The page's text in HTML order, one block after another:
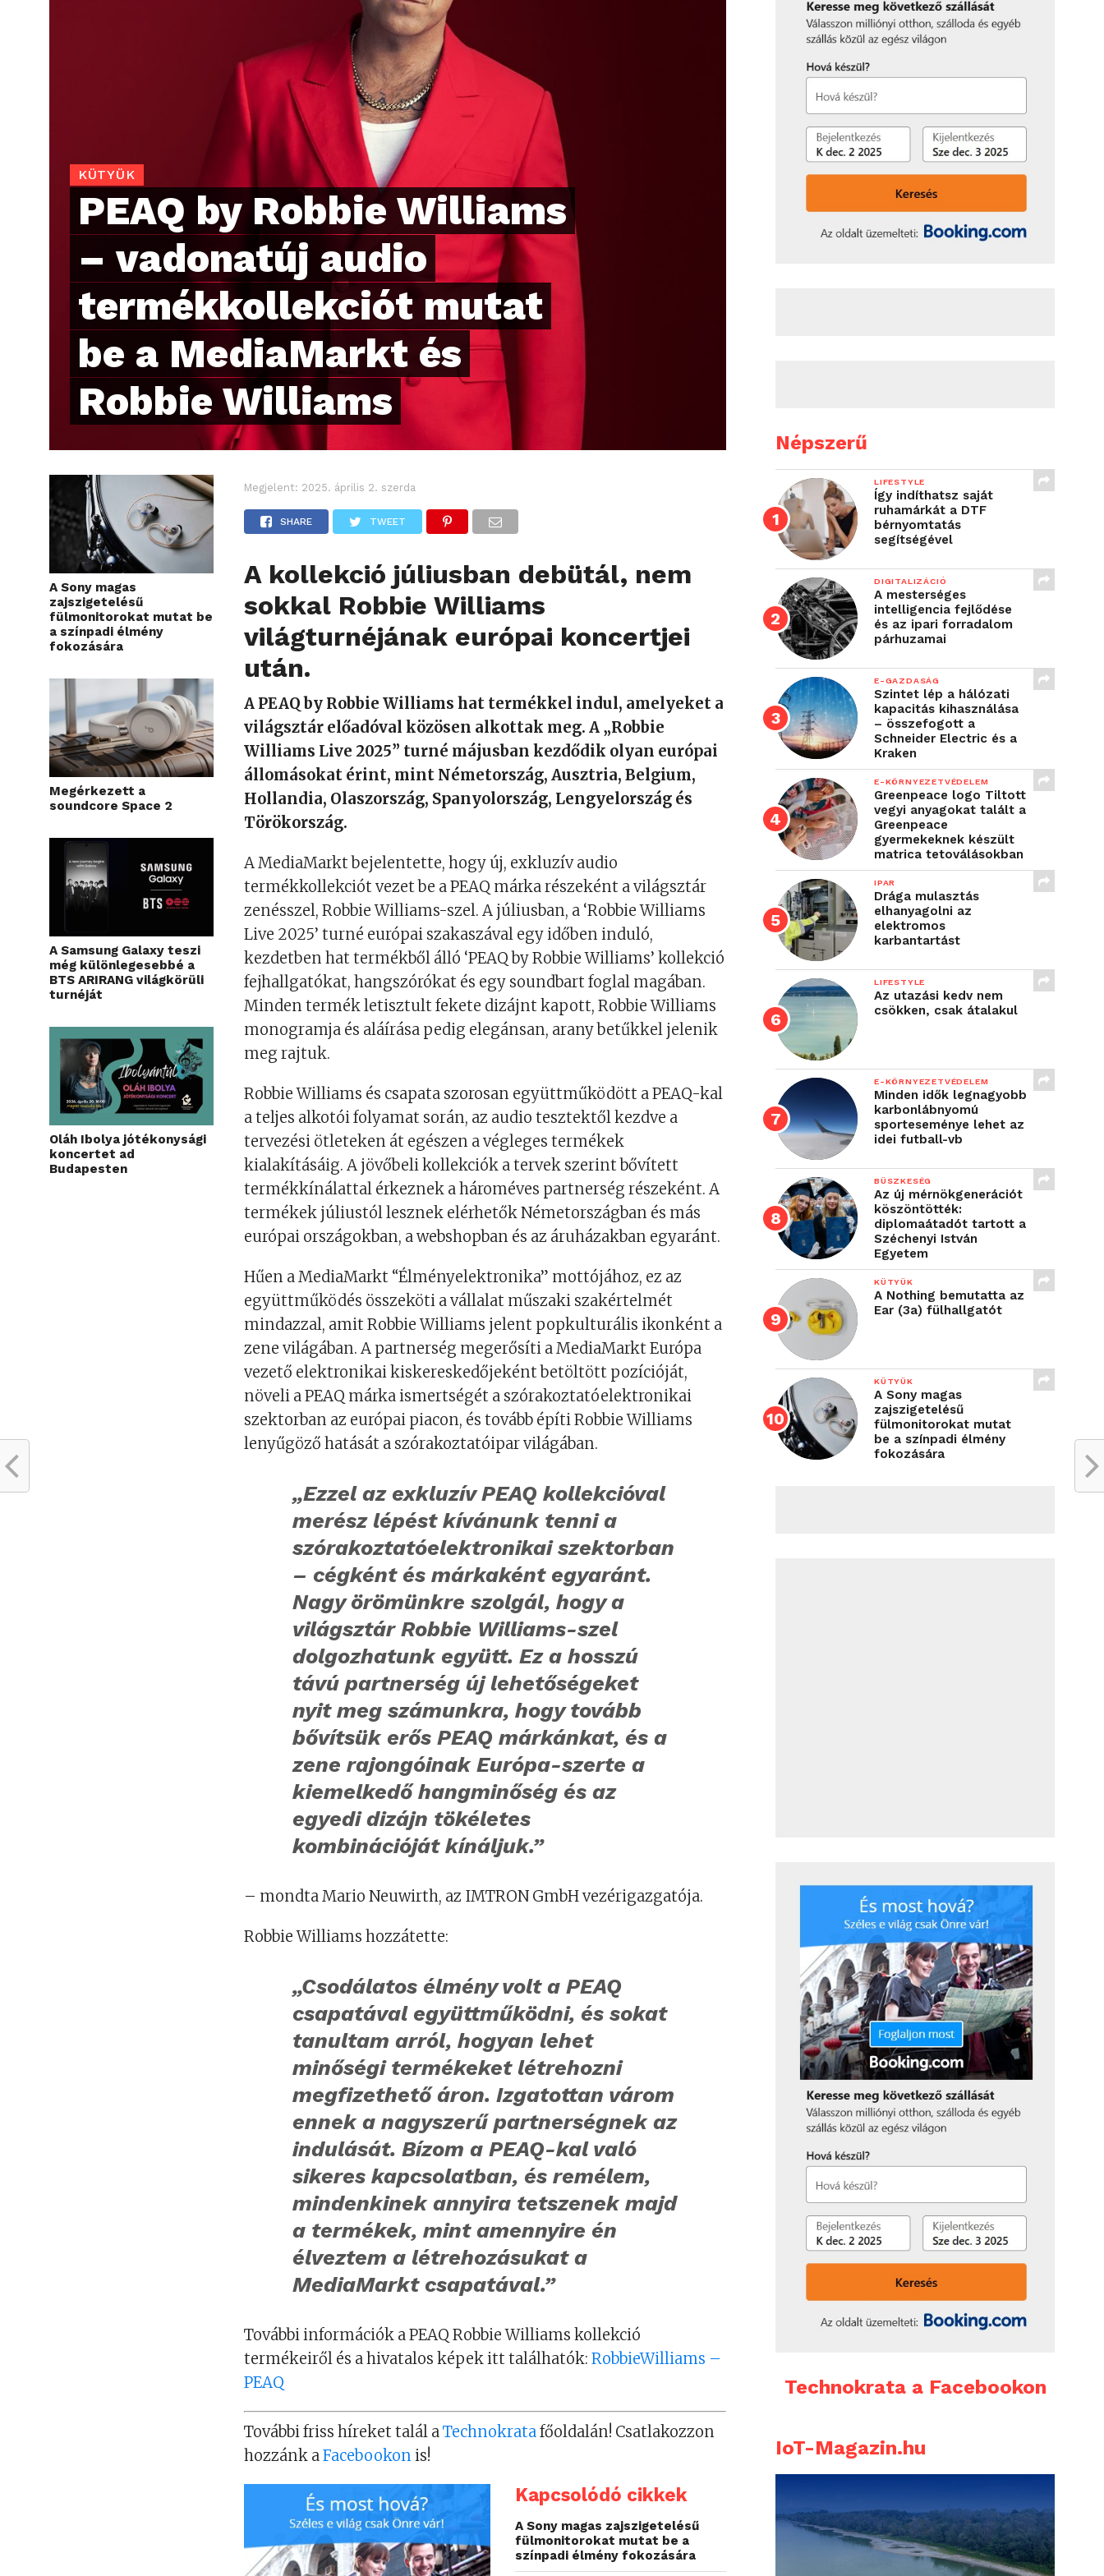
KÜTYÜK
PEAQ by Robbie Williams
– vadonatúj audio
termékkollekciót mutat
be a MediaMarkt és
Robbie Williams
A Sony magas
zajszigetelésű
fülmonitorokat mutat be
a színpadi élmény
fokozására
Megérkezett a
soundcore Space 2
A Samsung Galaxy teszi
még különlegesebbé a
BTS ARIRANG világkörüli
turnéját
Oláh Ibolya jótékonysági
koncertet ad
Budapesten
Megjelent: 2025. április 2. szerda
SHARE TWEET
A kollekció júliusban debütál, nem
sokkal Robbie Williams
világturnéjának európai koncertjei
után.
A PEAQ by Robbie Williams hat termékkel indul, amelyeket a
világsztár előadóval közösen alkottak meg. A „Robbie
Williams Live 2025” turné májusban kezdődik olyan európai
állomásokat érint, mint Németország, Ausztria, Belgium,
Hollandia, Olaszország, Spanyolország, Lengyelország és
Törökország.
A MediaMarkt bejelentette, hogy új, exkluzív audio
termékkollekciót vezet be a PEAQ márka részeként a világsztár
zenésszel, Robbie Williams-szel. A júliusban, a ‘Robbie Williams
Live 2025’ turné európai szakaszával egy időben induló,
kezdetben hat termékből álló ‘PEAQ by Robbie Williams’ kollekció
fejhallgatókat, hangszórókat és egy soundbart foglal magában.
Minden termék letisztult fekete dizájnt kapott, Robbie Williams
monogramja és aláírása pedig elegánsan, arany betűkkel jelenik
meg rajtuk.
Robbie Williams és csapata szorosan együttműködött a PEAQ-kal
a teljes alkotói folyamat során, az audio tesztektől kezdve a
tervezési ötleteken át egészen a végleges termékek
kialakításáig. A jövőbeli kollekciók a tervek szerint bővített
termékkínálattal érkeznek a hároméves partnerség részeként. A
termékek júliustól lesznek elérhetők Németországban és más
európai országokban, a webshopban és az áruházakban egyaránt.
Hűen a MediaMarkt “Élményelektronika” mottójához, ez az
együttműködés összeköti a vállalat műszaki szakértelmét
mindazzal, amit Robbie Williams jelent popkulturális ikonként a
zene világában. A partnerség megerősíti a MediaMarkt Európa
vezető elektronikai kiskereskedőjeként betöltött pozícióját,
növeli a PEAQ márka ismertségét a szórakoztatóelektronikai
szektorban az európai piacon, és tovább építi Robbie Williams
lenyűgöző hatását a szórakoztatóipar világában.
„Ezzel az exkluzív PEAQ kollekcióval
merész lépést kívánunk tenni a
szórakoztatóelektronikai szektorban
– cégként és márkaként egyaránt.
Nagy örömünkre szolgál, hogy a
világsztár Robbie Williams-szel
dolgozhatunk együtt. Ez a hosszú
távú partnerség új lehetőségeket
nyit meg számunkra, hogy tovább
bővítsük erős PEAQ márkánkat, és a
zene rajongóinak Európa-szerte a
kiemelkedő hangminőség és az
egyedi dizájn tökéletes
kombinációját kínáljuk.”
– mondta Mario Neuwirth, az IMTRON GmbH vezérigazgatója.
Robbie Williams hozzátette:
„Csodálatos élmény volt a PEAQ
csapatával együttműködni, és sokat
tanultam arról, hogyan lehet
minőségi termékeket létrehozni
megfizethető áron. Izgatottan várom
ennek a nagyszerű partnerségnek az
indulását. Bízom a PEAQ-kal való
sikeres kapcsolatban, és remélem,
mindenkinek annyira tetszenek majd
a termékek, mint amennyire én
élveztem a létrehozásukat a
MediaMarkt csapatával.”
További információk a PEAQ Robbie Williams kollekció
termékeiről és a hivatalos képek itt találhatók:RobbieWilliams –
PEAQ
További friss híreket talál aTechnokratafőoldalán! Csatlakozzon
hozzánk aFacebookon is!
Kapcsolódó cikkek
A Sony magas zajszigetelésű
fülmonitorokat mutat be a
színpadi élmény fokozására
Népszerű
LIFESTYLE
Így indíthatsz saját
ruhamárkát a DTF
bérnyomtatás
segítségével
DIGITALIZÁCIÓ
A mesterséges
intelligencia fejlődése
és az ipari forradalom
párhuzamai
E-GAZDASÁG
Szintet lép a hálózati
kapacitás kihasználása
– összefogott a
Schneider Electric és a
Kraken
E-KÖRNYEZETVÉDELEM
Greenpeace logo Tiltott
vegyi anyagokat talált a
Greenpeace
gyermekeknek készült
matrica tetoválásokban
IPAR
Drága mulasztás
elhanyagolni az
elektromos
karbantartást
LIFESTYLE
Az utazási kedv nem
csökken, csak átalakul
E-KÖRNYEZETVÉDELEM
Minden idők legnagyobb
karbonlábnyomú
sporteseménye lehet az
idei futball-vb
BÜSZKESÉG
Az új mérnökgenerációt
köszöntötték:
diplomaátadót tartott a
Széchenyi István
Egyetem
KÜTYÜK
A Nothing bemutatta az
Ear (3a) fülhallgatót
KÜTYÜK
A Sony magas
zajszigetelésű
fülmonitorokat mutat
be a színpadi élmény
fokozására
Technokrata a Facebookon
IoT-Magazin.hu